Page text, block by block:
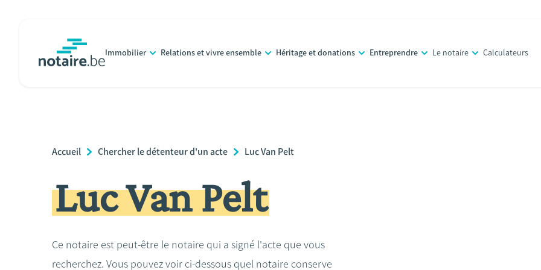
principal
Immobilier Relations et vivre ensemble Héritage et donations Entreprendre Le notaire Calculateurs
Breadcrumb
Accueil Chercher le détenteur d'un acte Luc Van Pelt
Luc Van Pelt
Ce notaire est peut-être le notaire qui a signé l'acte que vous
recherchez. Vous pouvez voir ci-dessous quel notaire conserve